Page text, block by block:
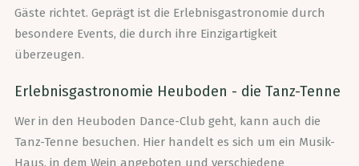
Gäste richtet. Geprägt ist die Erlebnisgastronomie durch
besondere Events, die durch ihre Einzigartigkeit
überzeugen.
Erlebnisgastronomie Heuboden - die Tanz-Tenne
Wer in den Heuboden Dance-Club geht, kann auch die
Tanz-Tenne besuchen. Hier handelt es sich um ein Musik-
Haus, in dem Wein angeboten und verschiedene